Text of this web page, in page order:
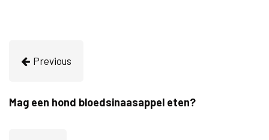
Previous
Mag een hond bloedsinaasappel eten?